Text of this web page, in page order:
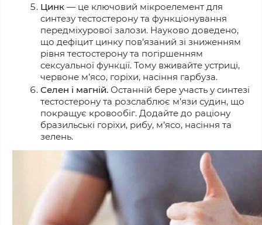
Цинк — це ключовий мікроелемент для
синтезу тестостерону та функціонування
передміхурової залози. Науково доведено,
що дефіцит цинку пов’язаний зі зниженням
рівня тестостерону та погіршенням
сексуальної функції. Тому вживайте устриці,
червоне м’ясо, горіхи, насіння гарбуза.
Селен і магній. Останній бере участь у синтезі
тестостерону та розслаблює м’язи судин, що
покращує кровообіг. Додайте до раціону
бразильські горіхи, рибу, м’ясо, насіння та
зелень.